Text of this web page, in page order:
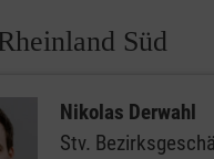
Süd
Nikolas Derwahl
Stv.